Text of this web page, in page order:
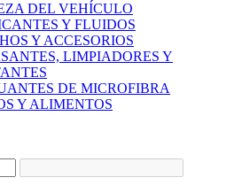
DEL VEHÍCULO
Y FLUIDOS
Y ACCESORIOS
LIMPIADORES Y
DE MICROFIBRA
Y ALIMENTOS